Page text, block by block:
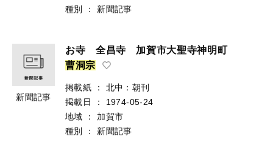
種別
： 新聞記事
新聞記事
お寺 全昌寺 加賀市大聖寺神明町
曹洞宗
掲載紙 ：
北中：朝刊
掲載日
：
1974-05-24
地域
：
加賀市
種別
： 新聞記事